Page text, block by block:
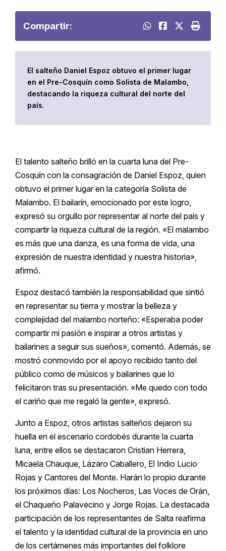
Compartir:
El salteño Daniel Espoz obtuvo el primer lugar
en el Pre-Cosquín como Solista de Malambo,
destacando la riqueza cultural del norte del
país.
El talento salteño brilló en la cuarta luna del Pre-
Cosquín con la consagración de Daniel Espoz, quien
obtuvo el primer lugar en la categoría Solista de
Malambo. El bailarín, emocionado por este logro,
expresó su orgullo por representar al norte del país y
compartir la riqueza cultural de la región. «El malambo
es más que una danza, es una forma de vida, una
expresión de nuestra identidad y nuestra historia»,
afirmó.
Espoz destacó también la responsabilidad que sintió
en representar su tierra y mostrar la belleza y
complejidad del malambo norteño: «Esperaba poder
compartir mi pasión e inspirar a otros artistas y
bailarines a seguir sus sueños», comentó. Además, se
mostró conmovido por el apoyo recibido tanto del
público como de músicos y bailarines que lo
felicitaron tras su presentación. «Me quedo con todo
el cariño que me regaló la gente», expresó.
Junto a Espoz, otros artistas salteños dejaron su
huella en el escenario cordobés durante la cuarta
luna, entre ellos se destacaron Cristian Herrera,
Micaela Chauque, Lázaro Caballero, El Indio Lucio
Rojas y Cantores del Monte. Harán lo propio durante
los próximos días: Los Nocheros, Las Voces de Orán,
el Chaqueño Palavecino y Jorge Rojas. La destacada
participación de los representantes de Salta reafirma
el talento y la identidad cultural de la provincia en uno
de los certámenes más importantes del folklore